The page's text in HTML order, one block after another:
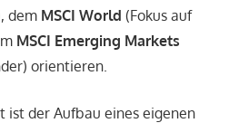
dem MSCI World (Fokus auf
MSCI Emerging Markets
orientieren.
ist der Aufbau eines eigenen